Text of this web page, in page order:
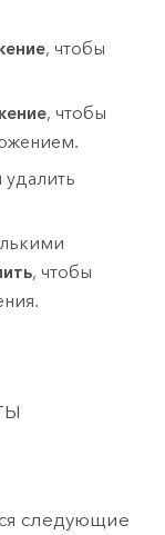
, чтобы
, чтобы
удалить
, чтобы
следующие